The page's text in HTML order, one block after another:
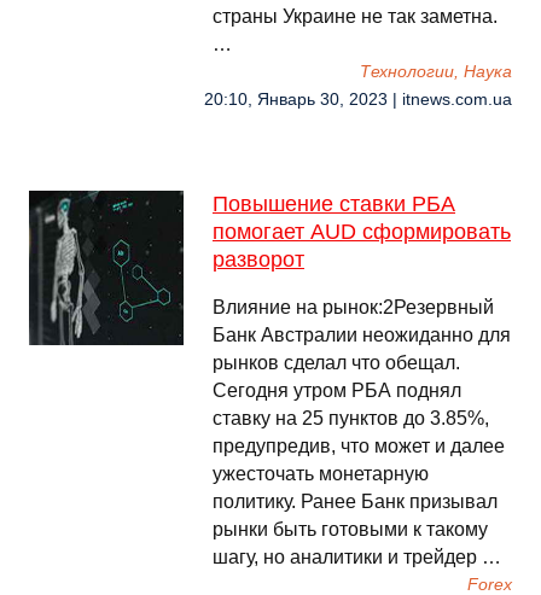
страны Украине не так заметна.
…
Технологии, Наука
20:10, Январь 30, 2023 | itnews.com.ua
Повышение ставки РБА
помогает AUD сформировать
разворот
Влияние на рынок:2Резервный
Банк Австралии неожиданно для
рынков сделал что обещал.
Сегодня утром РБА поднял
ставку на 25 пунктов до 3.85%,
предупредив, что может и далее
ужесточать монетарную
политику. Ранее Банк призывал
рынки быть готовыми к такому
шагу, но аналитики и трейдер …
Forex